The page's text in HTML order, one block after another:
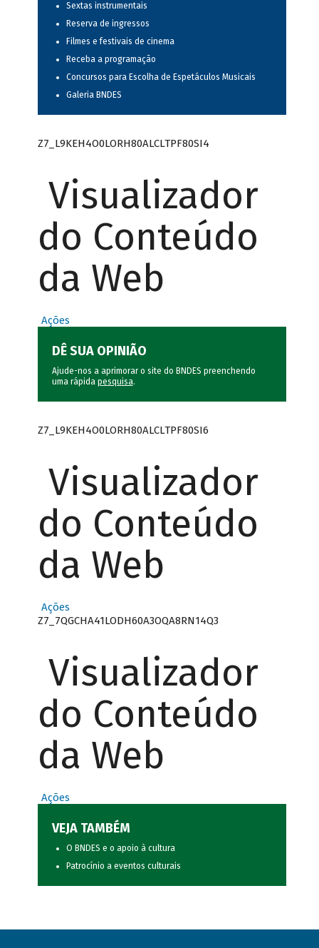
Sextas instrumentais
Reserva de ingressos
Filmes e festivais de cinema
Receba a programação
Concursos para Escolha de Espetáculos Musicais
Galeria BNDES
Z7_L9KEH4O0LORH80ALCLTPF80SI4
Visualizador
do Conteúdo
da Web
Ações
DÊ SUA OPINIÃO
Ajude-nos a aprimorar o site do BNDES preenchendo
uma rápida pesquisa.
Z7_L9KEH4O0LORH80ALCLTPF80SI6
Visualizador
do Conteúdo
da Web
Ações
Z7_7QGCHA41LODH60A3OQA8RN14Q3
Visualizador
do Conteúdo
da Web
Ações
VEJA TAMBÉM
O BNDES e o apoio à cultura
Patrocínio a eventos culturais